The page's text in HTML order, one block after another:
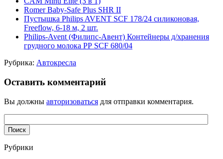
Romer Baby-Safe Plus SHR II
Пустышка Philips AVENT SCF 178/24 силиконовая,
Freeflow, 6-18 м, 2 шт.
Philips-Avent (Филипс-Авент) Контейнеры д/хранения
грудного молока РР SCF 680/04
Рубрика: Автокресла
Оставить комментарий
Вы должны авторизоваться для отправки комментария.
Рубрики